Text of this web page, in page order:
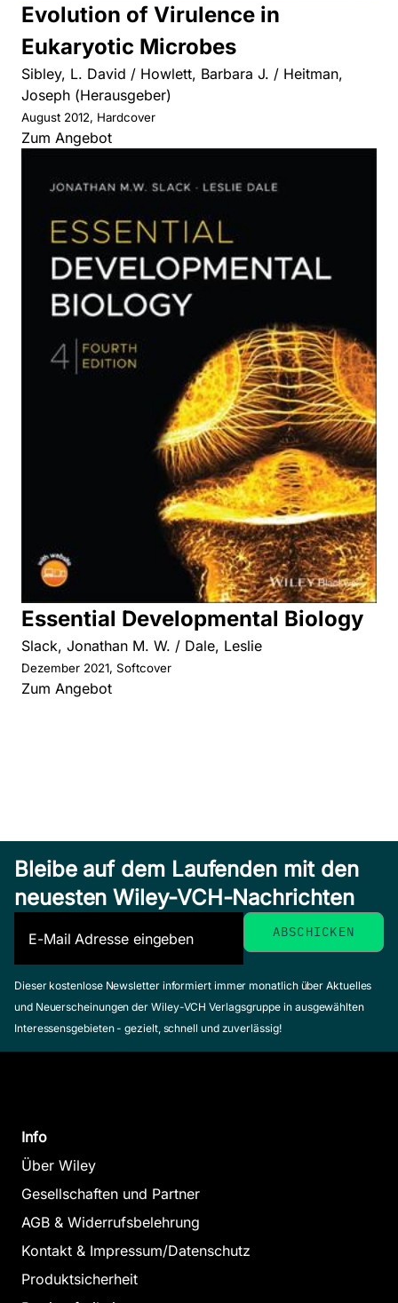
Evolution of Virulence in
Eukaryotic Microbes
Sibley, L. David / Howlett, Barbara J. / Heitman,
Joseph (Herausgeber)
August 2012, Hardcover
Zum Angebot
Essential Developmental Biology
Slack, Jonathan M. W. / Dale, Leslie
Dezember 2021, Softcover
Zum Angebot
Bleibe auf dem Laufenden mit den
neuesten Wiley-VCH-Nachrichten
Dieser kostenlose Newsletter informiert immer monatlich über Aktuelles
und Neuerscheinungen der Wiley-VCH Verlagsgruppe in ausgewählten
Interessensgebieten - gezielt, schnell und zuverlässig!
Info
Über Wiley
Gesellschaften und Partner
AGB & Widerrufsbelehrung
Kontakt & Impressum/Datenschutz
Produktsicherheit